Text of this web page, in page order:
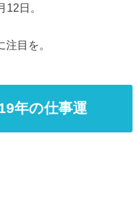
日。
目を。
年の仕事運